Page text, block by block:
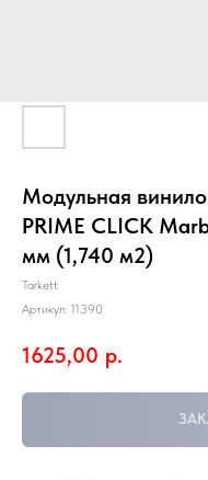
Модульная
PRIME CLICK
мм (1,740 м2)
Tarkett
Артикул: 11390
1625,00 р.